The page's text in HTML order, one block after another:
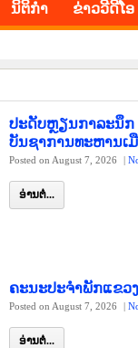
ນິ​ຕິ​ກຳ ຂ່າວ​ວີ​ດີ​ໂອ
ປະດັບຫຼຽນກາລະນຶກ
ບັນຊາການທະຫານເ
Posted on August 7, 2026 |
ອ່ານຕໍ່...
ຄະນະປະຈຳພັກແຂວ
Posted on August 7, 2026 |
ອ່ານຕໍ່...